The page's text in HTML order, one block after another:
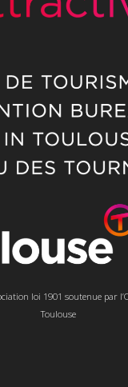
loi 1901 soutenue par
Toulouse